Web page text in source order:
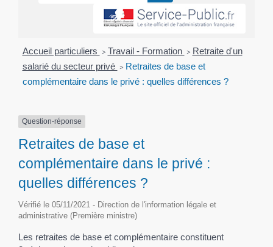
Accueil particuliers > Travail - Formation > Retraite d'un
salarié du secteur privé > Retraites de base et
complémentaire dans le privé : quelles différences ?
Question-réponse
Retraites de base et
complémentaire dans le privé :
quelles différences ?
Vérifié le 05/11/2021 - Direction de l'information légale et
administrative (Première ministre)
Les retraites de base et complémentaire constituent